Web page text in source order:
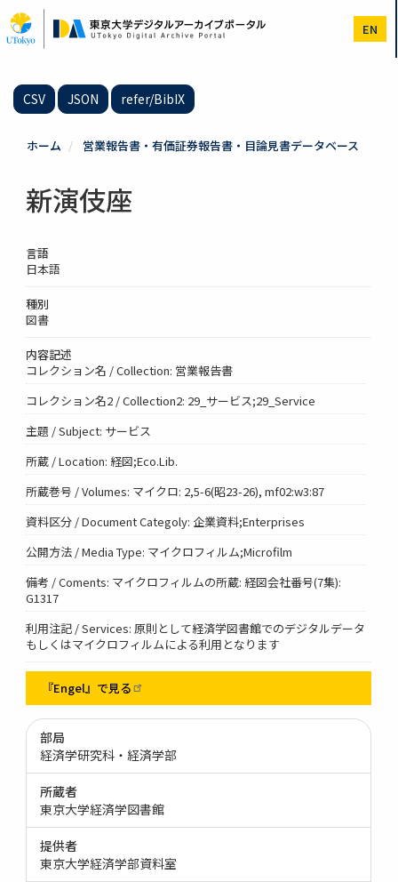
イ
ン
EN
CSV JSON refer/BibIX
ホーム 営業報告書・有価証券報告書・目論見書データベース
新演伎座
言語
日本語
種別
図書
内容記述
コレクション名 / Collection: 営業報告書
コレクション名2 / Collection2: 29_サービス;29_Service
主題 / Subject: サービス
所蔵 / Location: 経図;Eco.Lib.
所蔵巻号 / Volumes: マイクロ: 2,5-6(昭23-26), mf02:w3:87
資料区分 / Document Categoly: 企業資料;Enterprises
公開方法 / Media Type: マイクロフィルム;Microfilm
備考 / Coments: マイクロフィルムの所蔵: 経図会社番号(7集):
G1317
利用注記 / Services: 原則として経済学図書館でのデジタルデータ
もしくはマイクロフィルムによる利用となります
『Engel』で見る
部局
経済学研究科・経済学部
所蔵者
東京大学経済学図書館
提供者
東京大学経済学部資料室